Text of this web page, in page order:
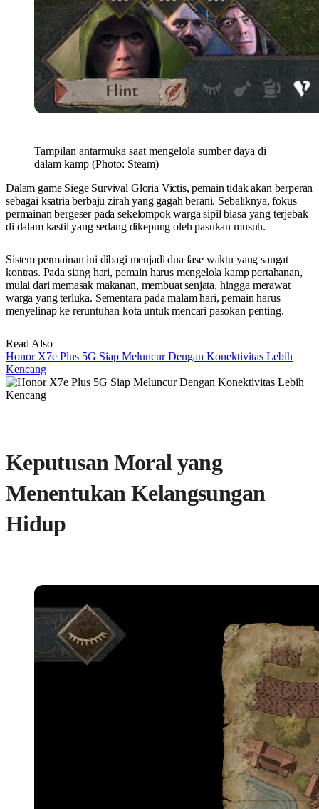
Tampilan antarmuka saat mengelola sumber daya di
dalam kamp (Photo: Steam)
Dalam game Siege Survival Gloria Victis, pemain tidak akan berperan
sebagai ksatria berbaju zirah yang gagah berani. Sebaliknya, fokus
permainan bergeser pada sekelompok warga sipil biasa yang terjebak
di dalam kastil yang sedang dikepung oleh pasukan musuh.
Sistem permainan ini dibagi menjadi dua fase waktu yang sangat
kontras. Pada siang hari, pemain harus mengelola kamp pertahanan,
mulai dari memasak makanan, membuat senjata, hingga merawat
warga yang terluka. Sementara pada malam hari, pemain harus
menyelinap ke reruntuhan kota untuk mencari pasokan penting.
Read Also
Honor X7e Plus 5G Siap Meluncur Dengan Konektivitas Lebih
Kencang
Keputusan Moral yang
Menentukan Kelangsungan
Hidup